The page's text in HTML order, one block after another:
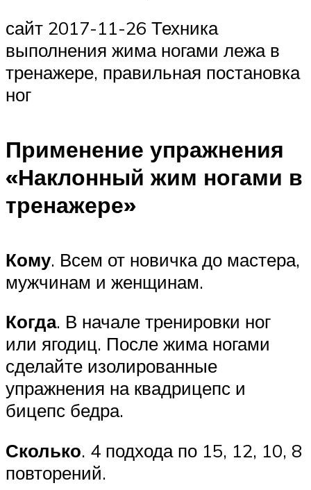
сайт 2017-11-26 Техника
выполнения жима ногами лежа в
тренажере, правильная постановка
ног
Применение упражнения
«Наклонный жим ногами в
тренажере»
Кому. Всем от новичка до мастера,
мужчинам и женщинам.
Когда. В начале тренировки ног
или ягодиц. После жима ногами
сделайте изолированные
упражнения на квадрицепс и
бицепс бедра.
Сколько. 4 подхода по 15, 12, 10, 8
повторений.